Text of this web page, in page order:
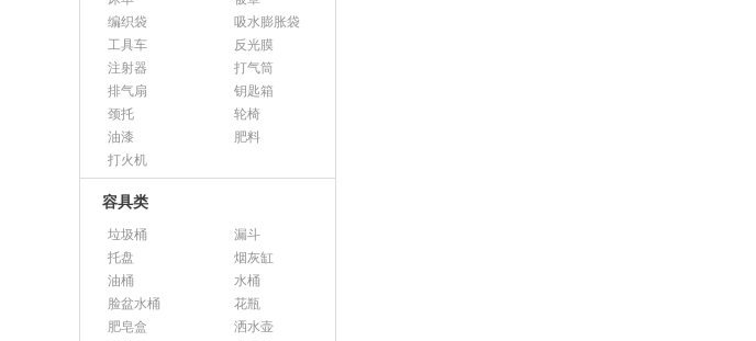
编织袋
吸水膨胀袋
工具车
反光膜
注射器
打气筒
排气扇
钥匙箱
颈托
轮椅
油漆
肥料
打火机
容具类
垃圾桶
漏斗
托盘
烟灰缸
油桶
水桶
脸盆水桶
花瓶
肥皂盒
洒水壶